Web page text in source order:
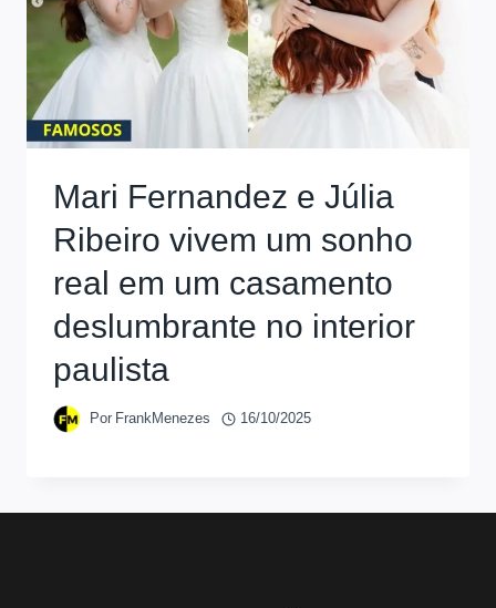
Mari Fernandez e Júlia
Ribeiro vivem um sonho
real em um casamento
deslumbrante no interior
paulista
Por FrankMenezes 16/10/2025